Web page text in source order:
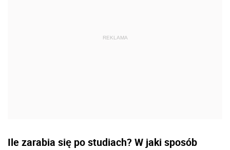
Ile zarabia się po studiach? W jaki sposób